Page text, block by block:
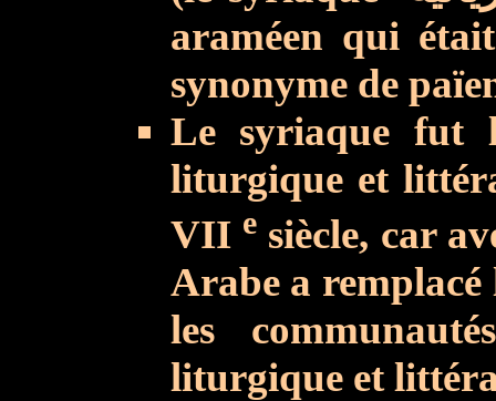
araméen qui
synonyme de
Le syriaque fut
liturgique et
VII esiècle, car
Arabe a
les
liturgique et